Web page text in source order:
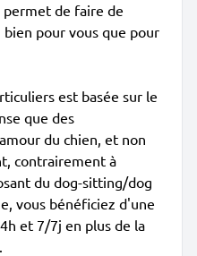
permet de faire de
pour vous que pour
est basée sur le
que des
du chien, et non
contrairement à
du dog-sitting/dog
vous bénéficiez d'une
et 7/7j en plus de la